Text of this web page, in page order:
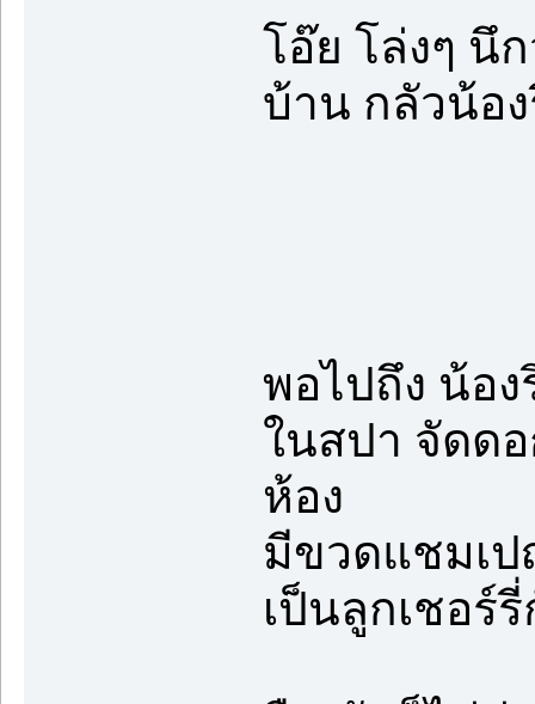
โอ๊ย โล่งๆ นึ
บ้าน กลัวน้อ
พอไปถึง น้อ
ในสปา จัดด
ห้อง
มีขวดแชมเป
เป็นลูกเชอร์